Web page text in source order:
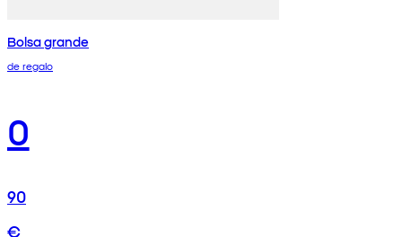
Bolsa grande
de regalo
0
90
€